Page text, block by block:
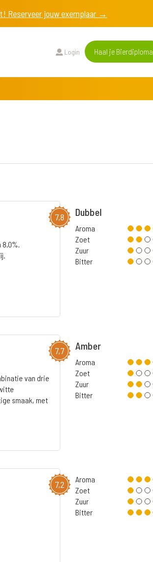
Reserveer jouw exemplaar →
Login Haal je Bierdiploma
7,8
8,0%.
Dubbel
Aroma
Zoet
Zuur
Bitter
7,7
van drie
smaak, met
Amber
Aroma
Zoet
Zuur
Bitter
7,2
Aroma
Zoet
Zuur
Bitter